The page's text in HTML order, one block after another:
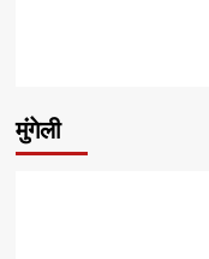
मुंगेली